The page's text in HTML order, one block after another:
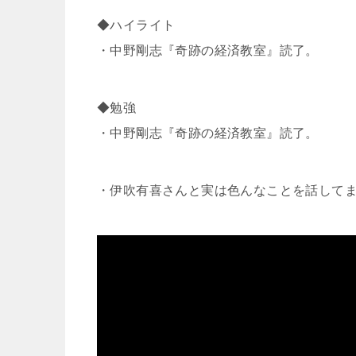
◆ハイライト
・中野剛志『奇跡の経済教室』読了。
◆勉強
・中野剛志『奇跡の経済教室』読了。
・伊吹有喜さんと実は色んなことを話して